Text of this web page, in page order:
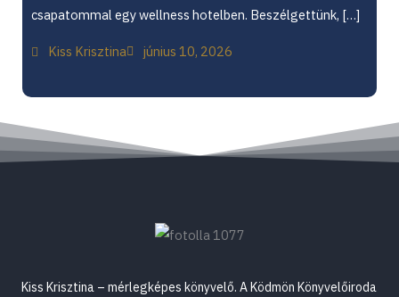
csapatommal egy wellness hotelben. Beszélgettünk, […]
Kiss Krisztina június 10, 2026
Kiss Krisztina – mérlegképes könyvelő. A Ködmön Könyvelőiroda